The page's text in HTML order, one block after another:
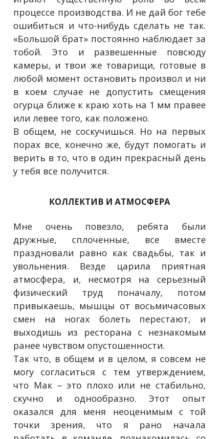
процессе производства. И не дай бог тебе
ошибиться и что-нибудь сделать не так.
«Большой брат» постоянно наблюдает за
тобой. Это и развешенные повсюду
камеры, и твои же товарищи, готовые в
любой момент остановить произвол и ни
в коем случае не допустить смещения
огурца ближе к краю хоть на 1 мм правее
или левее того, как положено.
В общем, не соскучишься. Но на первых
порах все, конечно же, будут помогать и
верить в то, что в один прекрасный день
у тебя все получится.
КОЛЛЕКТИВ И АТМОСФЕРА
Мне очень повезло, ребята были
дружные, сплоченные, все вместе
праздновали равно как свадьбы, так и
увольнения. Везде царила приятная
атмосфера, и, несмотря на серьезный
физический труд поначалу, потом
привыкаешь, мышцы от восьмичасовых
смен на ногах болеть перестают, и
выходишь из ресторана с незнакомым
ранее чувством опустошенности.
Так что, в общем и в целом, я совсем не
могу согласиться с тем утверждением,
что Мак – это плохо или не стабильно,
скучно и однообразно. Этот опыт
оказался для меня неоценимым с той
точки зрения, что я рано начала